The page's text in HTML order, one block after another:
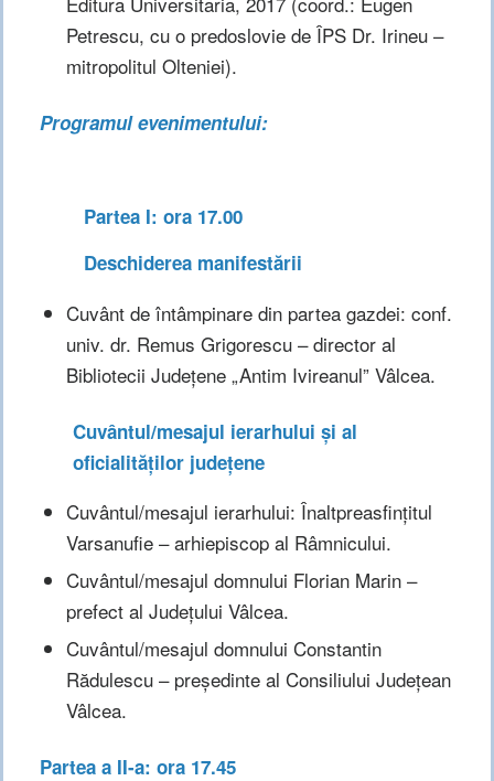
Petrescu, cu o predoslovie de ÎPS Dr. Irineu –
mitropolitul Olteniei).
Programul evenimentului:
Partea I: ora 17.00
Deschiderea manifestării
Cuvânt de întâmpinare din partea gazdei: conf.
univ. dr. Remus Grigorescu – director al
Bibliotecii Județene „Antim Ivireanul” Vâlcea.
Cuvântul/mesajul ierarhului și al
oficialităților județene
Cuvântul/mesajul ierarhului: Înaltpreasfințitul
Varsanufie – arhiepiscop al Râmnicului.
Cuvântul/mesajul domnului Florian Marin –
prefect al Județului Vâlcea.
Cuvântul/mesajul domnului Constantin
Rădulescu – președinte al Consiliului Județean
Vâlcea.
Partea a II-a: ora 17.45